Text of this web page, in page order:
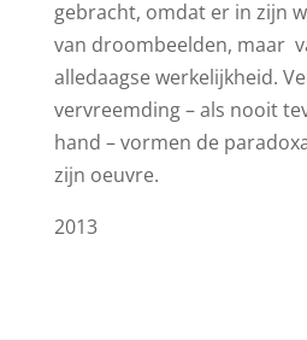
gebracht, omdat er in zijn
van droombeelden, maar
alledaagse werkelijkheid.
vervreemding – als nooit
hand – vormen de
zijn oeuvre.
2013